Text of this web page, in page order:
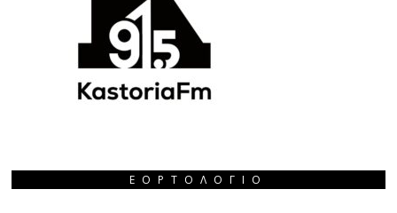
ΕΟΡΤΟΛΌΓΙΟ